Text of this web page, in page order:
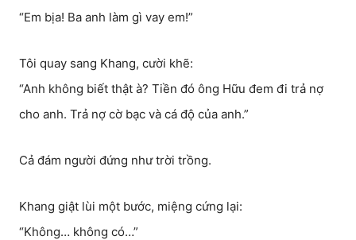
“Em bịa! Ba anh làm gì vay em!”
Tôi quay sang Khang, cười khẽ:
“Anh không biết thật à? Tiền đó ông Hữu đem đi trả nợ
cho anh. Trả nợ cờ bạc và cá độ của anh.”
Cả đám người đứng như trời trồng.
Khang giật lùi một bước, miệng cứng lại:
“Không… không có…”